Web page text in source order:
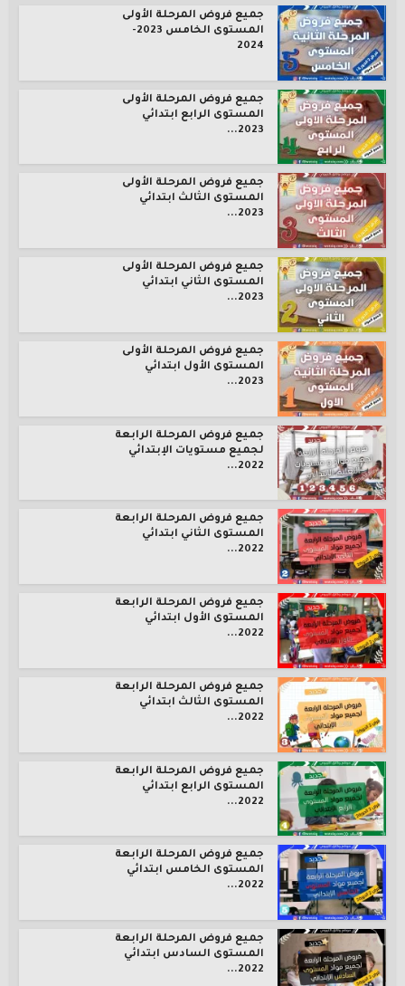
جميع فروض المرحلة الأولى
المستوى الخامس 2023-
2024
جميع فروض المرحلة الأولى
المستوى الرابع ابتدائي
2023...
جميع فروض المرحلة الأولى
المستوى الثالث ابتدائي
2023...
جميع فروض المرحلة الأولى
المستوى الثاني ابتدائي
2023...
جميع فروض المرحلة الأولى
المستوى الأول ابتدائي
2023...
جميع فروض المرحلة الرابعة
لجميع مستويات الإبتدائي
2022...
جميع فروض المرحلة الرابعة
المستوى الثاني ابتدائي
2022...
جميع فروض المرحلة الرابعة
المستوى الأول ابتدائي
2022...
جميع فروض المرحلة الرابعة
المستوى الثالث ابتدائي
2022...
جميع فروض المرحلة الرابعة
المستوى الرابع ابتدائي
2022...
جميع فروض المرحلة الرابعة
المستوى الخامس ابتدائي
2022...
جميع فروض المرحلة الرابعة
المستوى السادس ابتدائي
2022...